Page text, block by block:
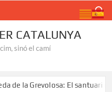
CATALUNYA
sinó el camí
la Grevolosa: El santuari dels